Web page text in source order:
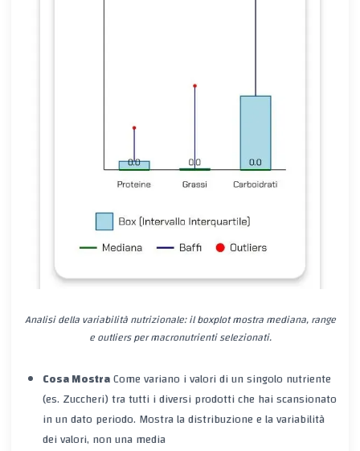
Analisi della variabilità nutrizionale: il boxplot mostra mediana, range
e outliers per macronutrienti selezionati.
Cosa MostraCome variano i valori di un singolo nutriente
(es. Zuccheri) tratutti i diversi prodotti che hai scansionato
in un dato periodo. Mostra la distribuzione e la variabilità
dei valori, non una media